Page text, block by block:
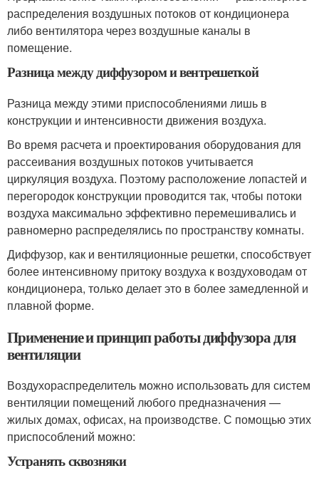
распределения воздушных потоков от кондиционера
либо вентилятора через воздушные каналы в
помещение.
Разница между диффузором и вентрешеткой
Разница между этими приспособлениями лишь в
конструкции и интенсивности движения воздуха.
Во время расчета и проектирования оборудования для
рассеивания воздушных потоков учитывается
циркуляция воздуха. Поэтому расположение лопастей и
перегородок конструкции проводится так, чтобы потоки
воздуха максимально эффективно перемешивались и
равномерно распределялись по пространству комнаты.
Диффузор, как и вентиляционные решетки, способствует
более интенсивному притоку воздуха к воздуховодам от
кондиционера, только делает это в более замедленной и
плавной форме.
Применение и принцип работы диффузора для
вентиляции
Воздухораспределитель можно использовать для систем
вентиляции помещений любого предназначения —
жилых домах, офисах, на производстве. С помощью этих
приспособлений можно:
Устранять сквозняки